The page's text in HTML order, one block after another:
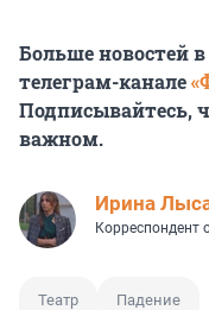
Больше новостей
телеграм-канале
Подписывайтесь,
важном.
Ирина
Корреспондент
Театр Падение